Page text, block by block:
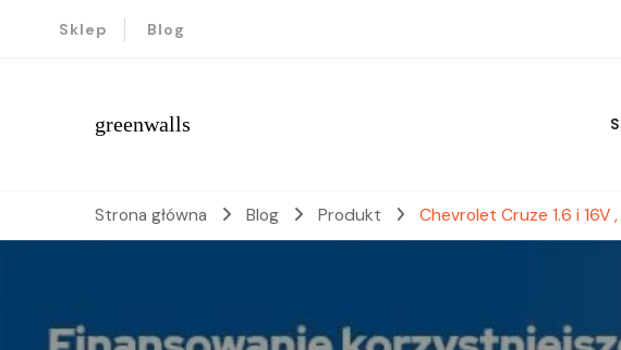
Sklep Blog
greenwalls
Strona główna Blog Produkt Chevrolet Cruze 1.6 i 16V ,